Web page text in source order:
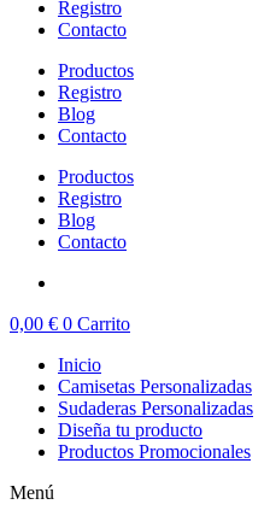
Registro
Contacto
Productos
Registro
Blog
Contacto
Productos
Registro
Blog
Contacto
0,00 € 0 Carrito
Inicio
Camisetas Personalizadas
Sudaderas Personalizadas
Diseña tu producto
Productos Promocionales
Menú